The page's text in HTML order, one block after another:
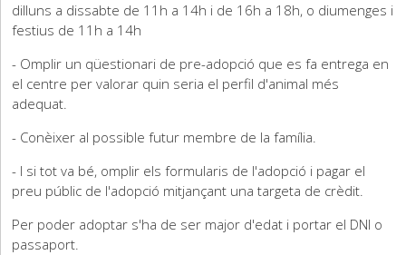
dilluns a dissabte de 11h a 14h i de 16h a 18h, o diumenges i
festius de 11h a 14h
- Omplir un qüestionari de pre-adopció que es fa entrega en
el centre per valorar quin seria el perfil d'animal més
adequat.
- Conèixer al possible futur membre de la família.
- I si tot va bé, omplir els formularis de l'adopció i pagar el
preu públic de l'adopció mitjançant una targeta de crèdit.
Per poder adoptar s'ha de ser major d'edat i portar el DNI o
passaport.